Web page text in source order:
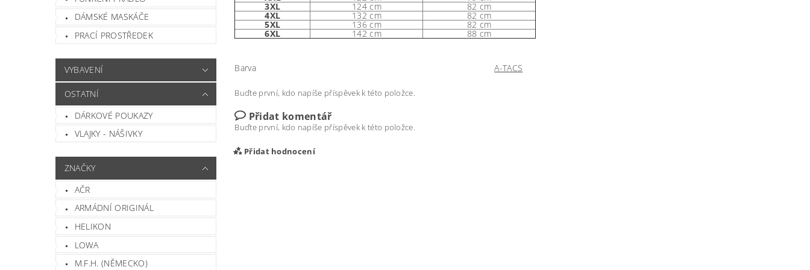
DÁMSKÉ MASKÁČE
PRACÍ PROSTŘEDEK
VYBAVENÍ
OSTATNÍ
DÁRKOVÉ POUKAZY
VLAJKY - NÁŠIVKY
ZNAČKY
AČR
ARMÁDNÍ ORIGINÁL
HELIKON
LOWA
M.F.H. (NĚMECKO)
3XL 124 cm 82 cm
4XL 132 cm 82 cm
5XL 136 cm 82 cm
6XL 142 cm 88 cm
Barva A-TACS
Buďte první, kdo napíše příspěvek k této položce.
Přidat komentář
Buďte první, kdo napíše příspěvek k této položce.
Přidat hodnocení